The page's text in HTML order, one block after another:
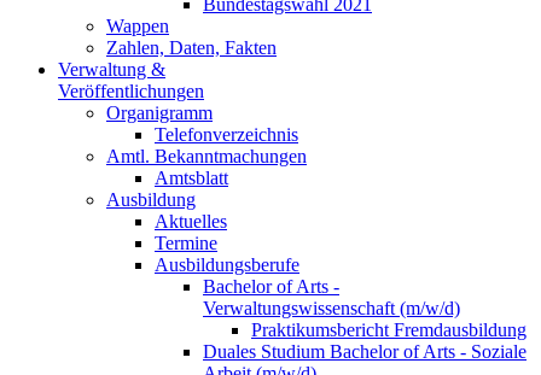
Bundestagswahl 2021
Wappen
Zahlen, Daten, Fakten
Verwaltung &
Veröffentlichungen
Organigramm
Telefonverzeichnis
Amtl. Bekanntmachungen
Amtsblatt
Ausbildung
Aktuelles
Termine
Ausbildungsberufe
Bachelor of Arts -
Verwaltungswissenschaft (m/w/d)
Praktikumsbericht Fremdausbildung
Duales Studium Bachelor of Arts - Soziale